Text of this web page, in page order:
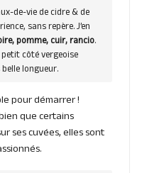
de-vie de cidre & de
sans repère. J’en
pomme, cuir, rancio.
côté vergeoise
longueur.
pour démarrer !
que certains
ses cuvées, elles sont